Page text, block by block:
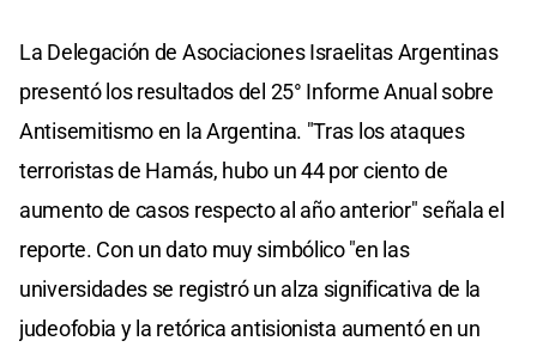
La Delegación de Asociaciones Israelitas Argentinas
presentó los resultados del 25° Informe Anual sobre
Antisemitismo en la Argentina. "Tras los ataques
terroristas de Hamás, hubo un 44 por ciento de
aumento de casos respecto al año anterior" señala el
reporte. Con un dato muy simbólico "en las
universidades se registró un alza significativa de la
judeofobia y la retórica antisionista aumentó en un